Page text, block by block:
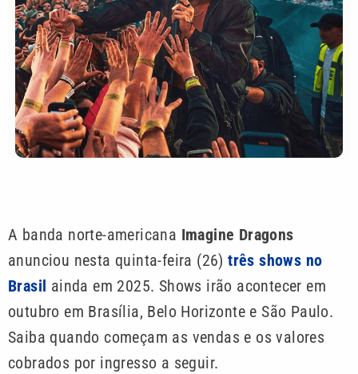
A banda norte-americana Imagine Dragons
anunciou nesta quinta-feira (26)três shows no
Brasil ainda em 2025. Shows irão acontecer em
outubro em Brasília, Belo Horizonte e São Paulo.
Saiba quando começam as vendas e os valores
cobrados por ingresso a seguir.